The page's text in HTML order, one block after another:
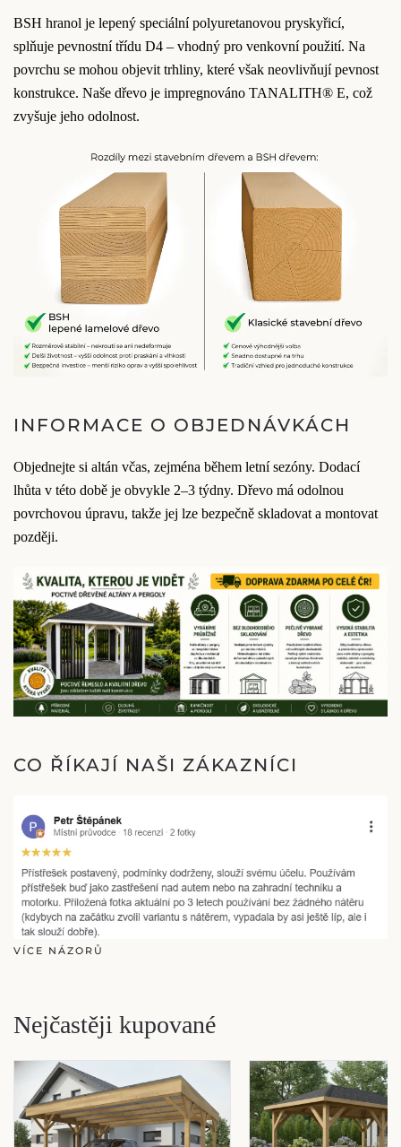
BSH hranol je lepený speciální polyuretanovou pryskyřicí,
splňuje pevnostní třídu D4 – vhodný pro venkovní použití. Na
povrchu se mohou objevit trhliny, které však neovlivňují pevnost
konstrukce. Naše dřevo je impregnováno TANALITH® E, což
zvyšuje jeho odolnost.
INFORMACE O OBJEDNÁVKÁCH
Objednejte si altán včas, zejména během letní sezóny. Dodací
lhůta v této době je obvykle 2–3 týdny. Dřevo má odolnou
povrchovou úpravu, takže jej lze bezpečně skladovat a montovat
později.
CO ŘÍKAJÍ NAŠI ZÁKAZNÍCI
VÍCE NÁZORŮ
Nejčastěji kupované